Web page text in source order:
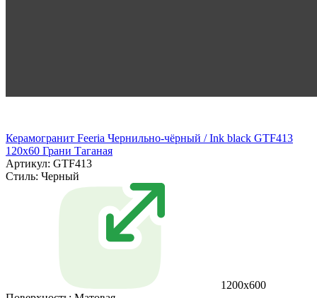
Керамогранит Feeria Чернильно‑чёрный / Ink black GTF413
120х60 Грани Таганая
Артикул: GTF413
Стиль: Черный
1200х600